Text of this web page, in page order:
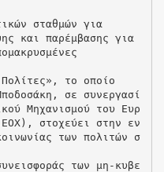
σταθμών για
και παρέμβασης για
το οποίο
σε συνεργασί
Μηχανισμού του Ευρ
στοχεύει στην εν
των πολιτών σ
των μη-κυβε